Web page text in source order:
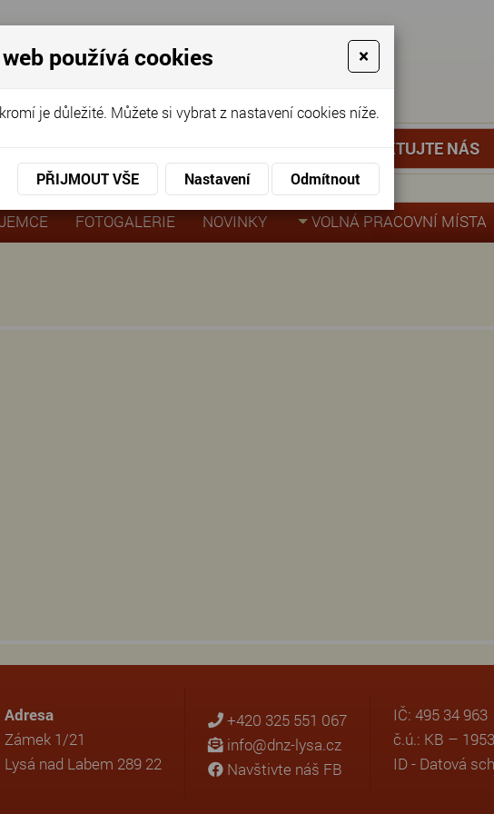
seniory
KONTAKTUJTE NÁS
KONTAKTUJTE NÁS
FOTOGALERIE NOVINKY VOLNÁ PRACOVNÍ MÍSTA
Adresa
Zámek 1/21
Lysá nad Labem 289 22
+420 325 551 067
info@dnz-lysa.cz
Navštivte náš FB
IČ: 495 34 963
č.ú.: KB –
ID - Datová
používá cookies ×
je důležité. Můžete si vybrat z nastavení cookies níže.
PŘIJMOUT VŠE Nastavení Odmítnout